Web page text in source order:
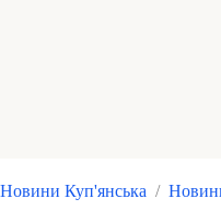
Новини Куп'янська /